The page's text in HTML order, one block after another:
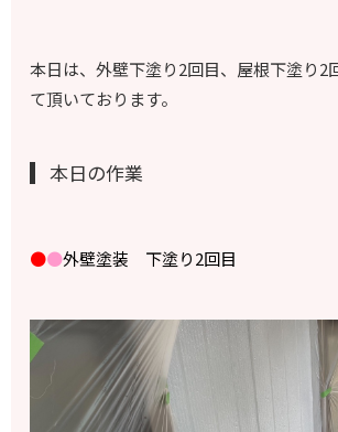
本日は、外壁下塗り2回目、屋根下塗り2
て頂いております。
本日の作業
●●外壁塗装 下塗り2回目